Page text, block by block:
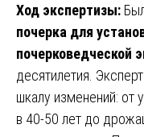
Ход экспертизы:
почерка для
почерковедческой
десятилетия.
шкалу изменений: от
в 40-50 лет до